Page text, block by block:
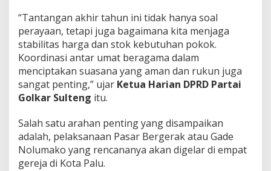
“Tantangan akhir tahun ini tidak hanya soal
perayaan, tetapi juga bagaimana kita menjaga
stabilitas harga dan stok kebutuhan pokok.
Koordinasi antar umat beragama dalam
menciptakan suasana yang aman dan rukun juga
sangat penting,” ujar Ketua Harian DPRD Partai
Golkar Sulteng itu.
Salah satu arahan penting yang disampaikan
adalah, pelaksanaan Pasar Bergerak atau Gade
Nolumako yang rencananya akan digelar di empat
gereja di Kota Palu.